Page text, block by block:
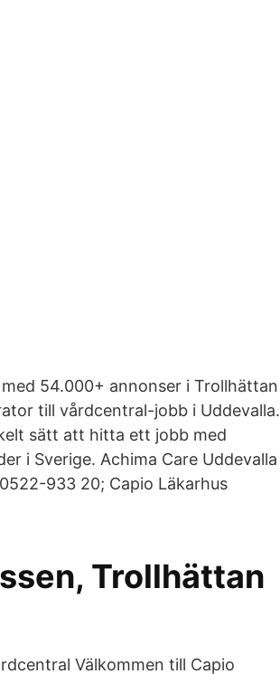
54.000+ annonser i Trollhättan
till vårdcentral-jobb i Uddevalla.
sätt att hitta ett jobb med
i Sverige. Achima Care Uddevalla
933 20; Capio Läkarhus
Trollhättan
Välkommen till Capio